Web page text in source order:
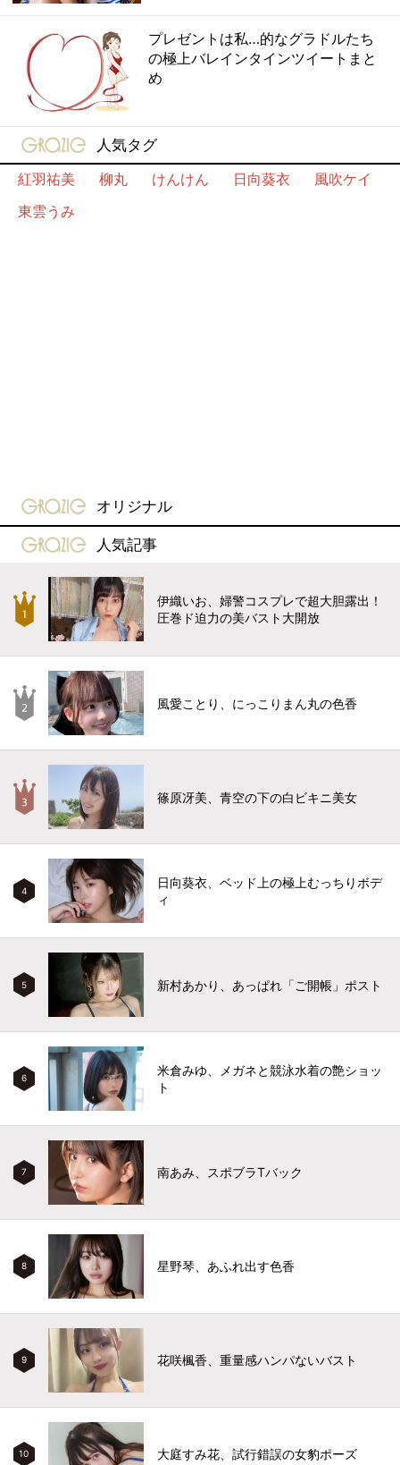
プレゼントは私…的なグラドルたち
の極上バレインタインツイートまと
め
gravure-grazie
人気タグ
紅羽祐美
柳丸 けんけん 日向葵衣
風吹ケイ
東雲うみ
gravure-grazie
オリジナル
gravure-grazie
人気記事
伊織いお、婦警コスプレで超大胆露出！
圧巻ド迫力の美バスト大開放
風愛ことり、にっこりまん丸の色香
篠原冴美、青空の下の白ビキニ美女
4
日向葵衣、ベッド上の極上むっちりボデ
ィ
5 新村あかり、あっぱれ「ご開帳」ポスト
6
米倉みゆ、メガネと競泳水着の艶ショッ
ト
7 南あみ、スポブラTバック
8 星野琴、あふれ出す色香
9 花咲楓香、重量感ハンパないバスト
10 大庭すみ花、試行錯誤の女豹ポーズ